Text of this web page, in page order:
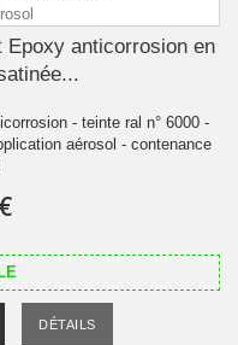
Epoxy anticorrosion en
- teinte ral n° 6000 -
aérosol - contenance
DÉTAILS